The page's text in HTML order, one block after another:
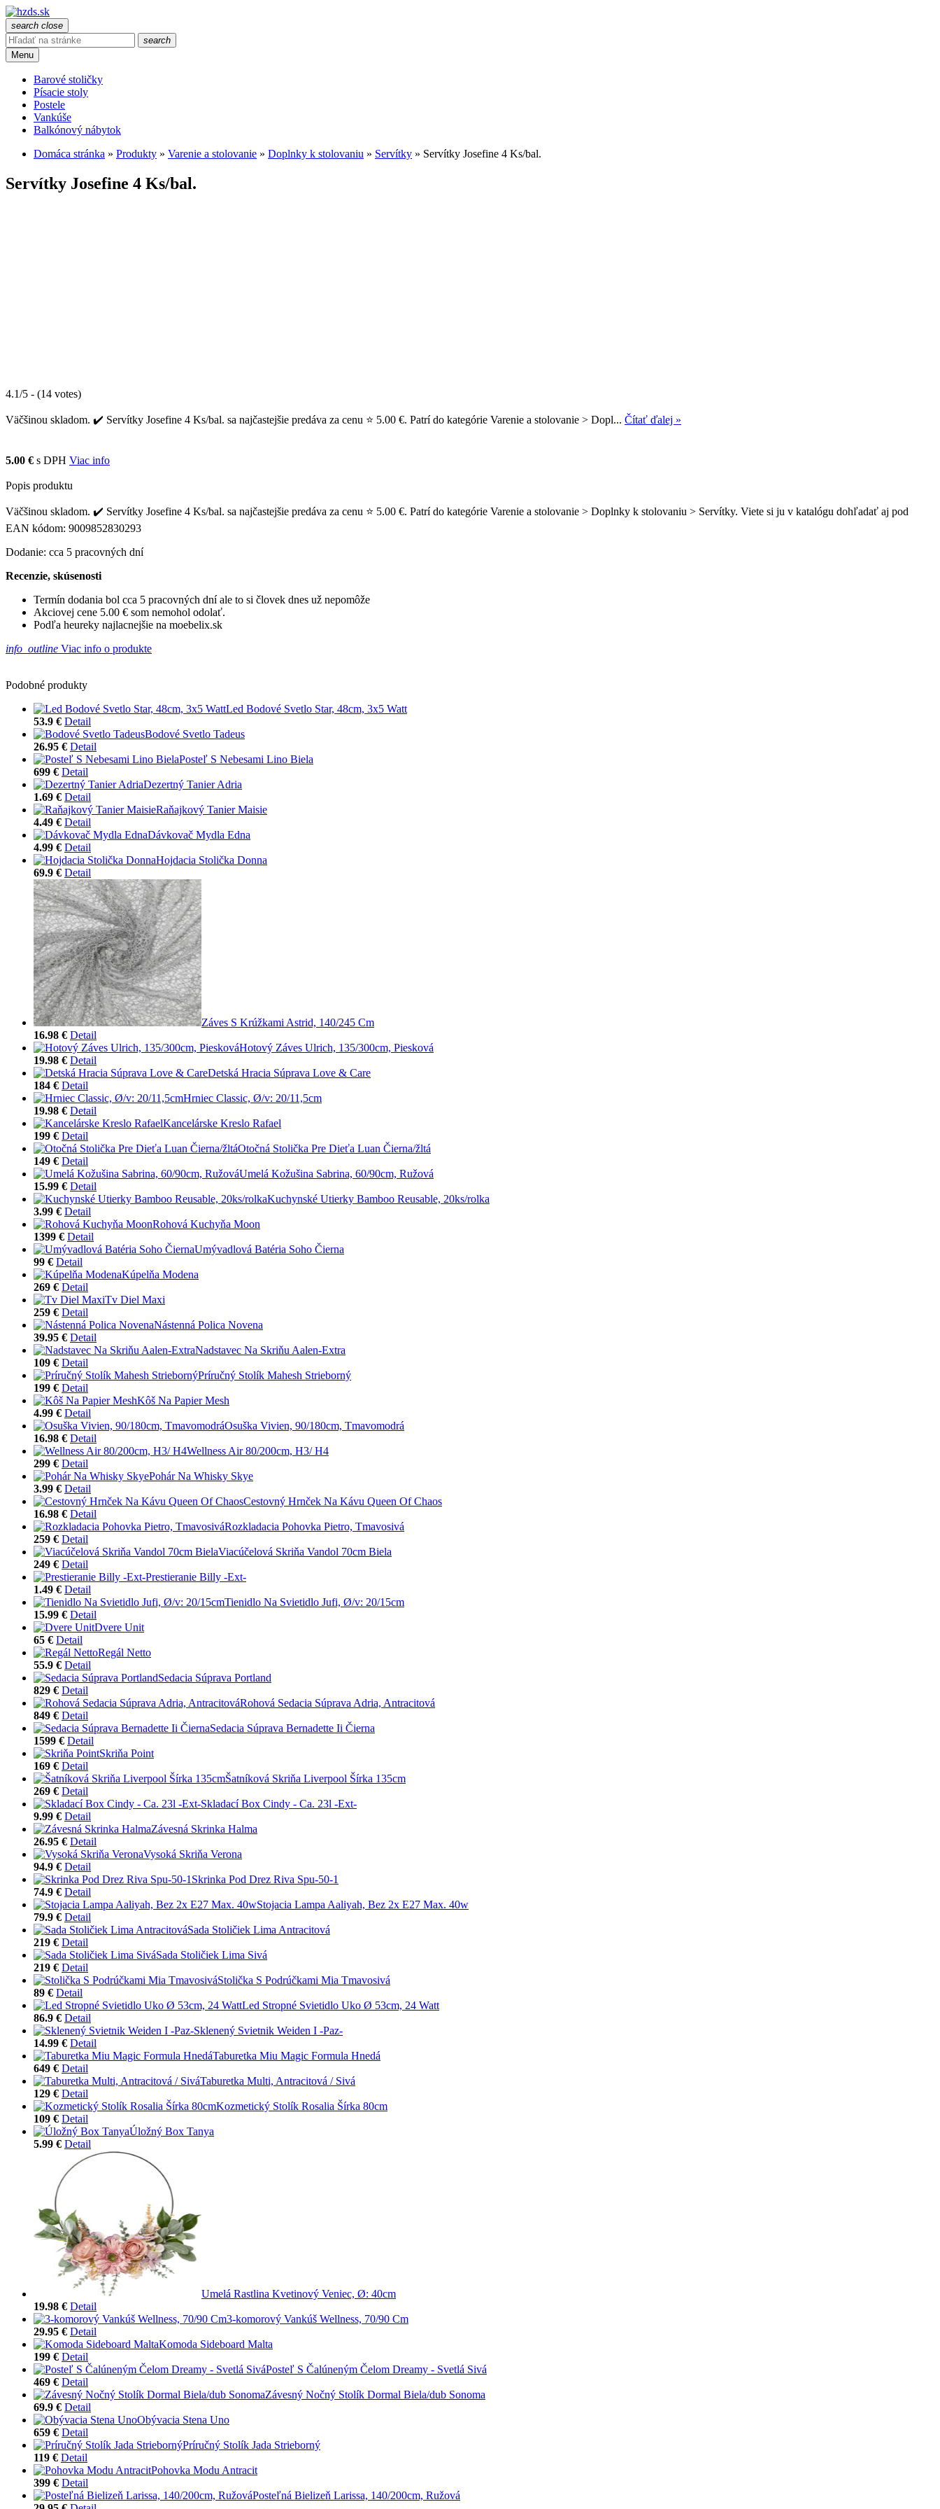
search close
search
Menu
Barové stoličky
Písacie stoly
Postele
Vankúše
Balkónový nábytok
Domáca stránka » Produkty » Varenie a stolovanie » Doplnky k stolovaniu » Servítky » Servítky Josefine 4 Ks/bal.
Servítky Josefine 4 Ks/bal.
4.1/5 - (14 votes)
Väčšinou skladom. ✔️ Servítky Josefine 4 Ks/bal. sa najčastejšie predáva za cenu ⭐ 5.00 €. Patrí do kategórie Varenie a stolovanie > Dopl... Čítať ďalej »
5.00 € s DPH Viac info
Popis produktu
Väčšinou skladom. ✔️ Servítky Josefine 4 Ks/bal. sa najčastejšie predáva za cenu ⭐ 5.00 €. Patrí do kategórie Varenie a stolovanie > Doplnky k stolovaniu > Servítky. Viete si ju v katalógu dohľadať aj pod
EAN kódom: 9009852830293
Dodanie: cca 5 pracovných dní
Recenzie, skúsenosti
Termín dodania bol cca 5 pracovných dní ale to si človek dnes už nepomôže
Akciovej cene 5.00 € som nemohol odolať.
Podľa heureky najlacnejšie na moebelix.sk
info_outline Viac info o produkte
Podobné produkty
Led Bodové Svetlo Star, 48cm, 3x5 Watt
53.9 € Detail
Bodové Svetlo Tadeus
26.95 € Detail
Posteľ S Nebesami Lino Biela
699 € Detail
Dezertný Tanier Adria
1.69 € Detail
Raňajkový Tanier Maisie
4.49 € Detail
Dávkovač Mydla Edna
4.99 € Detail
Hojdacia Stolička Donna
69.9 € Detail
Záves S Krúžkami Astrid, 140/245 Cm
16.98 € Detail
Hotový Záves Ulrich, 135/300cm, Piesková
19.98 € Detail
Detská Hracia Súprava Love & Care
184 € Detail
Hrniec Classic, Ø/v: 20/11,5cm
19.98 € Detail
Kancelárske Kreslo Rafael
199 € Detail
Otočná Stolička Pre Dieťa Luan Čierna/žltá
149 € Detail
Umelá Kožušina Sabrina, 60/90cm, Ružová
15.99 € Detail
Kuchynské Utierky Bamboo Reusable, 20ks/rolka
3.99 € Detail
Rohová Kuchyňa Moon
1399 € Detail
Umývadlová Batéria Soho Čierna
99 € Detail
Kúpelňa Modena
269 € Detail
Tv Diel Maxi
259 € Detail
Nástenná Polica Novena
39.95 € Detail
Nadstavec Na Skriňu Aalen-Extra
109 € Detail
Príručný Stolík Mahesh Strieborný
199 € Detail
Kôš Na Papier Mesh
4.99 € Detail
Osuška Vivien, 90/180cm, Tmavomodrá
16.98 € Detail
Wellness Air 80/200cm, H3/ H4
299 € Detail
Pohár Na Whisky Skye
3.99 € Detail
Cestovný Hrnček Na Kávu Queen Of Chaos
16.98 € Detail
Rozkladacia Pohovka Pietro, Tmavosivá
259 € Detail
Viacúčelová Skriňa Vandol 70cm Biela
249 € Detail
Prestieranie Billy -Ext-
1.49 € Detail
Tienidlo Na Svietidlo Jufi, Ø/v: 20/15cm
15.99 € Detail
Dvere Unit
65 € Detail
Regál Netto
55.9 € Detail
Sedacia Súprava Portland
829 € Detail
Rohová Sedacia Súprava Adria, Antracitová
849 € Detail
Sedacia Súprava Bernadette Ii Čierna
1599 € Detail
Skriňa Point
169 € Detail
Šatníková Skriňa Liverpool Šírka 135cm
269 € Detail
Skladací Box Cindy - Ca. 23l -Ext-
9.99 € Detail
Závesná Skrinka Halma
26.95 € Detail
Vysoká Skriňa Verona
94.9 € Detail
Skrinka Pod Drez Riva Spu-50-1
74.9 € Detail
Stojacia Lampa Aaliyah, Bez 2x E27 Max. 40w
79.9 € Detail
Sada Stoličiek Lima Antracitová
219 € Detail
Sada Stoličiek Lima Sivá
219 € Detail
Stolička S Podrúčkami Mia Tmavosivá
89 € Detail
Led Stropné Svietidlo Uko Ø 53cm, 24 Watt
86.9 € Detail
Sklenený Svietnik Weiden I -Paz-
14.99 € Detail
Taburetka Miu Magic Formula Hnedá
649 € Detail
Taburetka Multi, Antracitová / Sivá
129 € Detail
Kozmetický Stolík Rosalia Šírka 80cm
109 € Detail
Úložný Box Tanya
5.99 € Detail
Umelá Rastlina Kvetinový Veniec, Ø: 40cm
19.98 € Detail
3-komorový Vankúš Wellness, 70/90 Cm
29.95 € Detail
Komoda Sideboard Malta
199 € Detail
Posteľ S Čalúneným Čelom Dreamy - Svetlá Sivá
469 € Detail
Závesný Nočný Stolík Dormal Biela/dub Sonoma
69.9 € Detail
Obývacia Stena Uno
659 € Detail
Príručný Stolík Jada Strieborný
119 € Detail
Pohovka Modu Antracit
399 € Detail
Posteľná Bielizeň Larissa, 140/200cm, Ružová